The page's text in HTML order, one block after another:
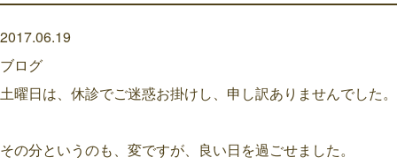
2017.06.19
ブログ
土曜日は、休診でご迷惑お掛けし、申し訳ありませんでした。
その分というのも、変ですが、良い日を過ごせました。